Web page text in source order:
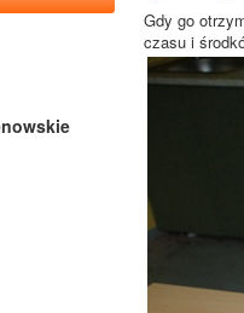
Gdy go
czasu i